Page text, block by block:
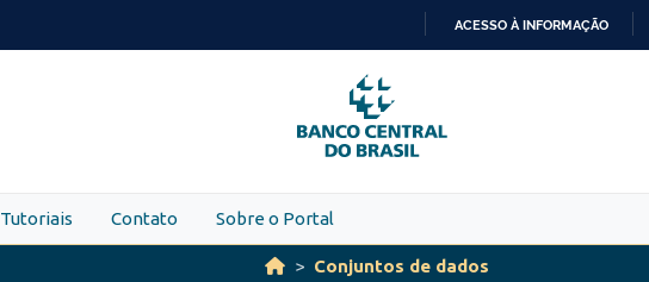
PARA
O
CONTEÚDO
ACESSO À INFORMAÇÃO
Tutoriais Contato Sobre o Portal
Conjuntos de dados